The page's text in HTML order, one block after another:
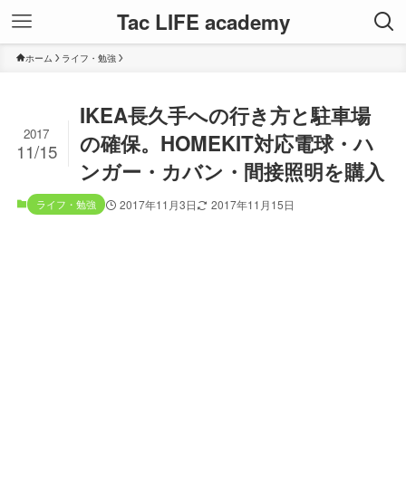
Tac LIFE academy
ホーム ライフ・勉強
IKEA長久手への行き方と駐車場
の確保。HOMEKIT対応電球・ハ
ンガー・カバン・間接照明を購入
2017
11/15
ライフ・勉強 2017年11月3日 2017年11月15日